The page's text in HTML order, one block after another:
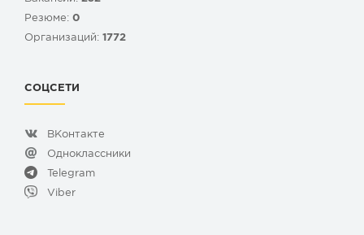
Резюме: 0
Организаций: 1772
СОЦСЕТИ
ВКонтакте
Одноклассники
Telegram
Viber